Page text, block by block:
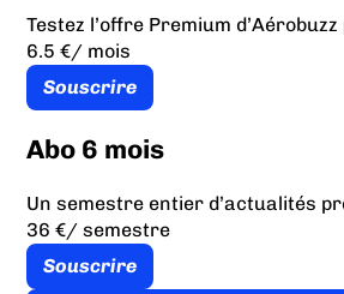
Testez l’offre Premium
6.5 €/ mois
Souscrire
Abo 6 mois
Un semestre entier d’actualités
36 €/ semestre
Souscrire